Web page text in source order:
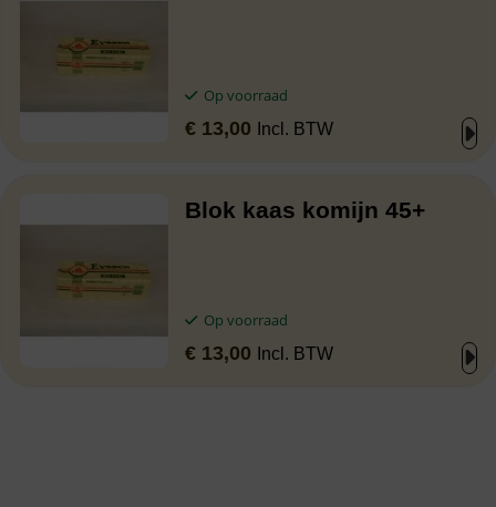
Op voorraad
€ 13,00 Incl. BTW
Blok kaas komijn 45+
Op voorraad
€ 13,00 Incl. BTW